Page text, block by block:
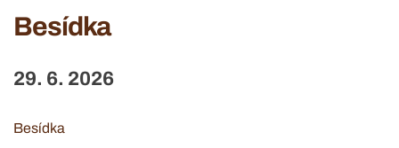
VČELAŘSKÝ KROUŽEK
Besídka
29. 6. 2026
Besídka